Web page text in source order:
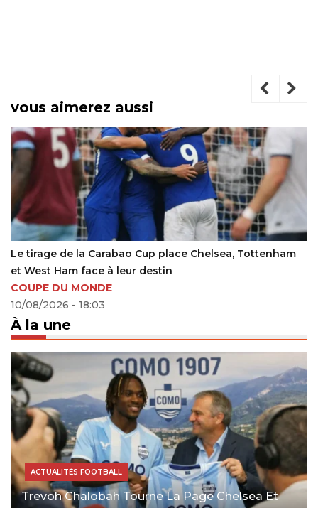
vous aimerez aussi
Chelsea, Tottenham
Aboubacar Sylla rejoint l’Olympic
22/07/2025 - 20:24
À la une
ACTUALITÉS FOOTBALL
Trevoh Chalobah Tourne La Page Chelsea Et